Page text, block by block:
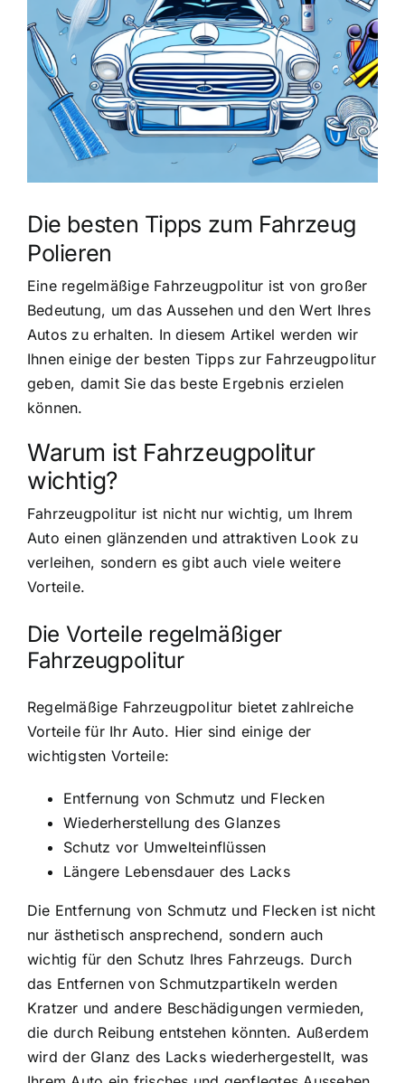
Die besten Tipps zum Fahrzeug
Polieren
Eine regelmäßige Fahrzeugpolitur ist von großer
Bedeutung, um das Aussehen und den Wert Ihres
Autos zu erhalten. In diesem Artikel werden wir
Ihnen einige der besten Tipps zur Fahrzeugpolitur
geben, damit Sie das beste Ergebnis erzielen
können.
Warum ist Fahrzeugpolitur
wichtig?
Fahrzeugpolitur ist nicht nur wichtig, um Ihrem
Auto einen glänzenden und attraktiven Look zu
verleihen, sondern es gibt auch viele weitere
Vorteile.
Die Vorteile regelmäßiger
Fahrzeugpolitur
Regelmäßige Fahrzeugpolitur bietet zahlreiche
Vorteile für Ihr Auto. Hier sind einige der
wichtigsten Vorteile:
Entfernung von Schmutz und Flecken
Wiederherstellung des Glanzes
Schutz vor Umwelteinflüssen
Längere Lebensdauer des Lacks
Die Entfernung von Schmutz und Flecken ist nicht
nur ästhetisch ansprechend, sondern auch
wichtig für den Schutz Ihres Fahrzeugs. Durch
das Entfernen von Schmutzpartikeln werden
Kratzer und andere Beschädigungen vermieden,
die durch Reibung entstehen könnten. Außerdem
wird der Glanz des Lacks wiederhergestellt, was